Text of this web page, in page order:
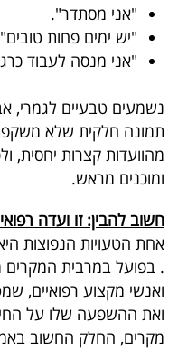
באייס
עקבו
"אני מסתדר".
"יש ימים פחות
"אני מנסה לעבוד
נשמעים טבעיים לגמרי,
תמונה חלקית שלא
מהוועדות קצרות יחסית,
ומוכנים מראש.
חשוב להבין: זו ועדה
אחת הטעויות הנפוצות
. בפועל במרבית המקרים
ואנשי מקצוע רפואיים,
ואת ההשפעה שלו על
מקרים, החלק החשוב